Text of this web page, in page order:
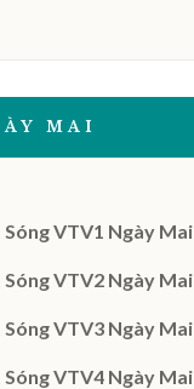
MAI
Sóng VTV1 Ngày Mai
Sóng VTV2 Ngày Mai
Sóng VTV3 Ngày Mai
Sóng VTV4 Ngày Mai